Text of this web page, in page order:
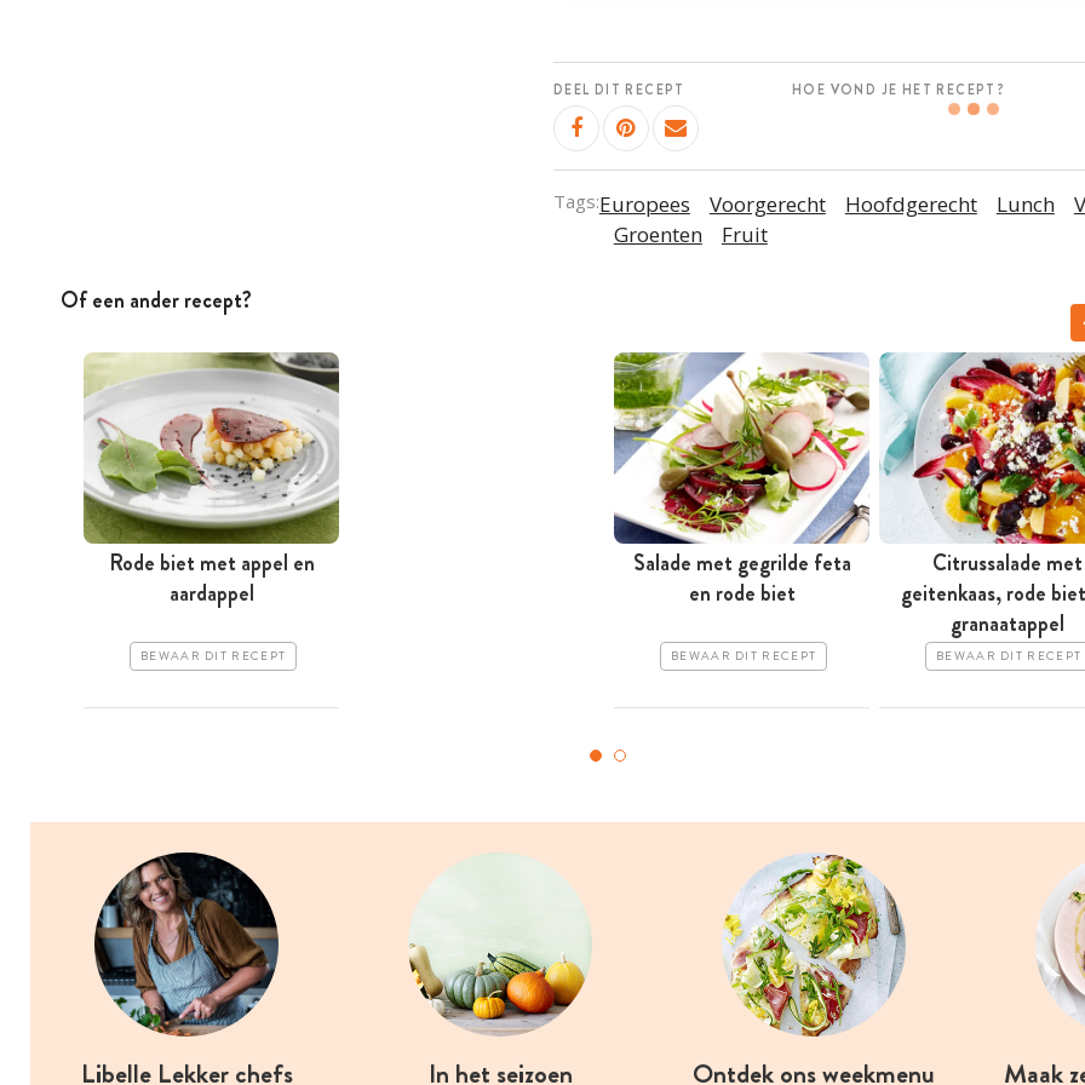
DEEL DIT RECEPT HOE VOND JE HET RECEPT?
Tags:Europees Voorgerecht Hoofdgerecht Lunch
Groenten
Fruit
Of een ander recept?
Rode biet met appel en
aardappel
BEWAAR DIT RECEPT
Salade met gegrilde feta
en rode biet
BEWAAR DIT RECEPT
Citrussalade met
geitenkaas, rode
granaatappel
BEWAAR DIT RECEPT
Libelle Lekker chefs In het seizoen Ontdek ons weekmenu Maak